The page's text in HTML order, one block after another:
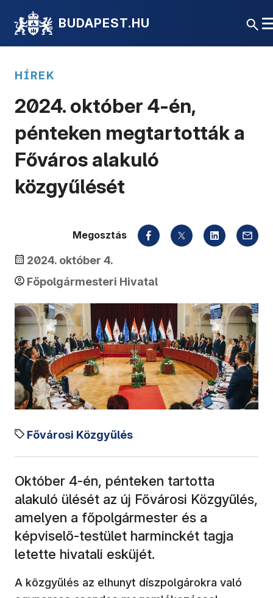
BUDAPEST.HU
HÍREK
2024. október 4-én,
pénteken megtartották a
Főváros alakuló
közgyűlését
2024. október 4.
Főpolgármesteri Hivatal
Fővárosi Közgyűlés
Megosztás
Október 4-én, pénteken tartotta
alakuló ülését az új Fővárosi Közgyűlés,
amelyen a főpolgármester és a
képviselő-testület harminckét tagja
letette hivatali esküjét.
A közgyűlés az elhunyt díszpolgárokra való